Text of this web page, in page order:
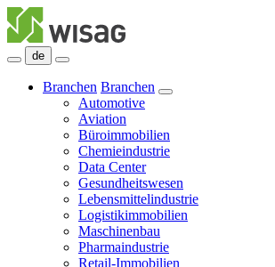
de
Branchen Branchen
Automotive
Aviation
Büroimmobilien
Chemieindustrie
Data Center
Gesundheitswesen
Lebensmittelindustrie
Logistikimmobilien
Maschinenbau
Pharmaindustrie
Retail-Immobilien